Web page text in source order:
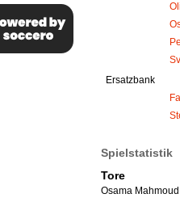
Ersatzbank
Spielstatistik
Tore
Osama Mahmoud